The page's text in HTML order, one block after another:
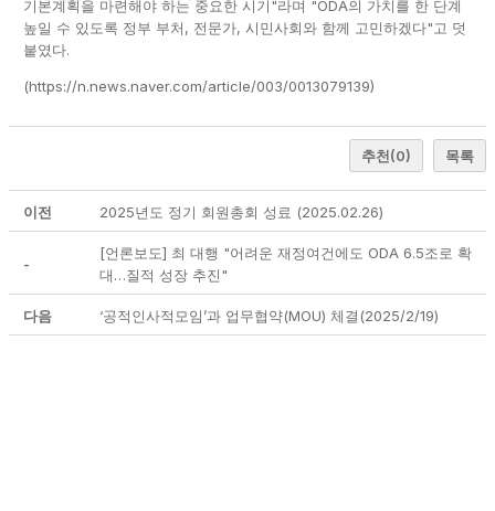
기본계획을 마련해야 하는 중요한 시기"라며 "ODA의 가치를 한 단계
높일 수 있도록 정부 부처, 전문가, 시민사회와 함께 고민하겠다"고 덧
붙였다.
(https://n.news.naver.com/article/003/0013079139)
추천(0) 목록
이전 2025년도 정기 회원총회 성료 (2025.02.26)
-
[언론보도] 최 대행 "어려운 재정여건에도 ODA 6.5조로 확
대…질적 성장 추진"
다음 ‘공적인사적모임’과 업무협약(MOU) 체결(2025/2/19)